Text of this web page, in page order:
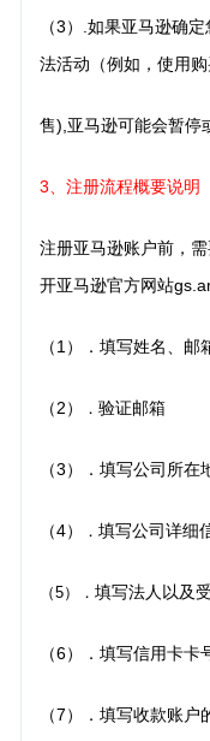
（3）.如果亚马逊确
法活动（例如，使用
售),亚马逊可能会暂停
3、注册流程概要说明
注册亚马逊账户前，
开亚马逊官方网站
（1）．填写姓名、
（2） ． 验证邮箱
（3）．填写公司所
（4） ． 填写公司详细
（5） ． 填写法人以及
（6）．填写信用卡
（7）．填写收款账